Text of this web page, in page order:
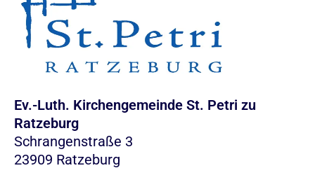
Ev.-Luth. Kirchengemeinde St. Petri zu
Ratzeburg
Schrangenstraße 3
23909 Ratzeburg